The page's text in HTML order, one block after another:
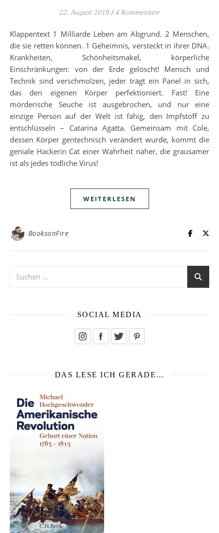
22. August 2018 / 4 Kommentare
Klappentext 1 Milliarde Leben am Abgrund. 2 Menschen,
die sie retten können. 1 Geheimnis, versteckt in ihrer DNA.
Krankheiten, Schönheitsmakel, körperliche
Einschränkungen: von der Erde gelöscht! Mensch und
Technik sind verschmolzen, jeder trägt ein Panel in sich,
das den eigenen Körper perfektioniert. Fast! Eine
mörderische Seuche ist ausgebrochen, und nur eine
einzige Person auf der Welt ist fähig, den Impfstoff zu
entschlüsseln – Catarina Agatta. Gemeinsam mit Cole,
dessen Körper gentechnisch verändert wurde, kommt die
geniale Hackerin Cat einer Wahrheit näher, die grausamer
ist als jedes tödliche Virus!
WEITERLESEN
BooksonFire
SOCIAL MEDIA
DAS LESE ICH GERADE…